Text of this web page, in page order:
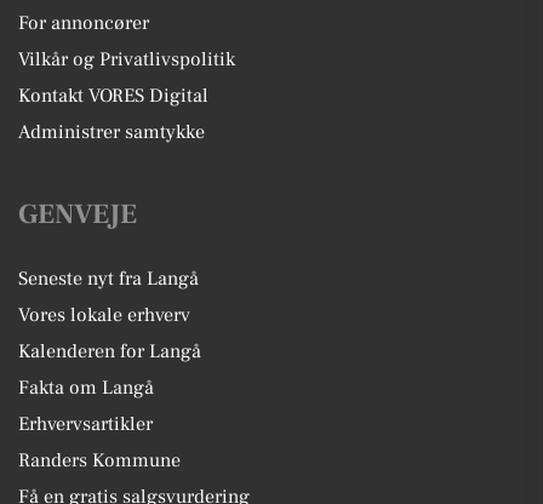
For annoncører
Vilkår og Privatlivspolitik
Kontakt VORES Digital
Administrer samtykke
GENVEJE
Seneste nyt fra Langå
Vores lokale erhverv
Kalenderen for Langå
Fakta om Langå
Erhvervsartikler
Randers Kommune
Få en gratis salgsvurdering